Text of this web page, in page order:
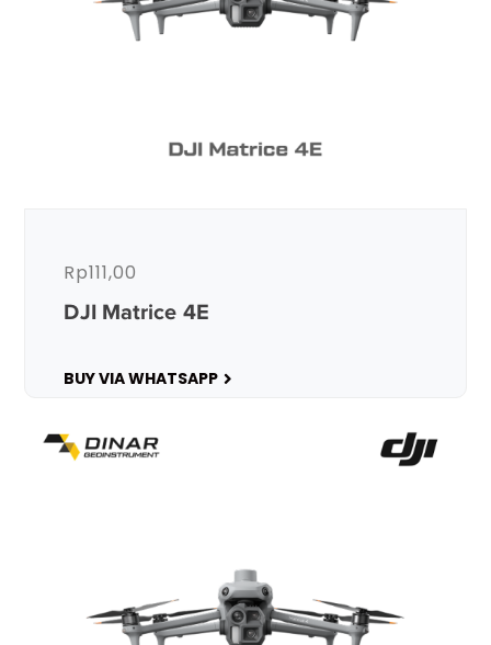
DJI Matrice 4E
Rp111,00
BUY VIA WHATSAPP